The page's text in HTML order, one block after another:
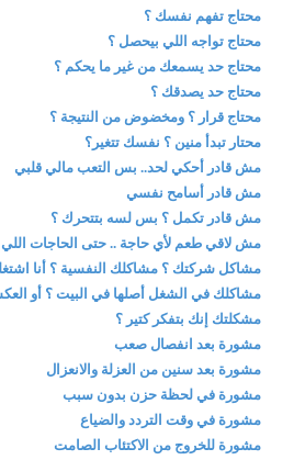
محتاج تفهم نفسك ؟
محتاج تواجه اللي بيحصل ؟
محتاج حد يسمعك من غير ما يحكم ؟
محتاج حد يصدقك ؟
محتاج قرار ؟ ومخضوض من النتيجة ؟
محتار تبدأ منين ؟ نفسك تتغير؟
مش قادر أحكي لحد.. بس التعب مالي قلبي
مش قادر أسامح نفسي
مش قادر تكمل ؟ بس لسه بتتحرك ؟
مش لاقي طعم لأي حاجة .. حتى الحاجات اللي
مشاكل شركتك ؟ مشاكلك النفسية ؟ أنا
مشاكلك في الشغل أصلها في البيت ؟ أو
مشكلتك إنك بتفكر كتير ؟
مشورة بعد انفصال صعب
مشورة بعد سنين من العزلة والانعزال
مشورة في لحظة حزن بدون سبب
مشورة في وقت التردد والضياع
مشورة للخروج من الاكتئاب الصامت